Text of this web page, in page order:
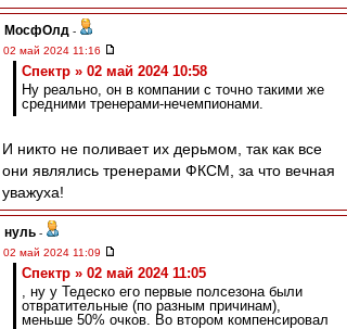
МосфОлд -
02 май 2024 11:16
Спектр » 02 май 2024 10:58
Ну реально, он в компании с точно такими же
средними тренерами-нечемпионами.
И никто не поливает их дерьмом, так как все
они являлись тренерами ФКСМ, за что вечная
уважуха!
нуль -
02 май 2024 11:09
Спектр » 02 май 2024 11:05
, ну у Тедеско его первые полсезона были
отвратительные (по разным причинам),
меньше 50% очков. Во втором компенсировал